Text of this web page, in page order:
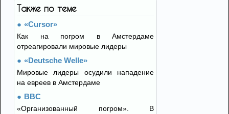
Также по теме
«Cursor»
Как на погром в Амстердаме
отреагировали мировые лидеры
«Deutsche Welle»
Мировые лидеры осудили нападение
на евреев в Амстердаме
BBC
«Организованный погром». В